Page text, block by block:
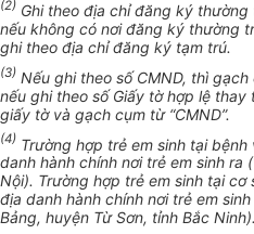
(2) Ghi theo địa chỉ đăng ký
nếu không có nơi đăng ký thường
ghi theo địa chỉ đăng ký tạm trú.
(3) Nếu ghi theo số CMND, thì
nếu ghi theo số Giấy tờ hợp lệ
giấy tờ và gạch cụm từ “CMND”.
(4) Trường hợp trẻ em sinh tại
danh hành chính nơi trẻ em sinh ra
Nội). Trường hợp trẻ em sinh tại
địa danh hành chính nơi trẻ em
Bảng, huyện Từ Sơn, tỉnh Bắc Ninh).